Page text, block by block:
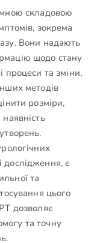
складовою
зокрема
Вони надають
щодо стану
процеси та зміни,
методів
розміри,
дослідження, є
та
цього
дозволяє
та точну